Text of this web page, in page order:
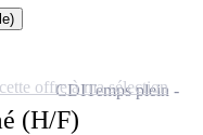
(H/F)
CDITemps plein
offre à ma sélection